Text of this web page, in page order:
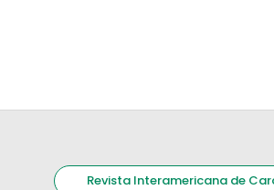
Revista Interamericana de